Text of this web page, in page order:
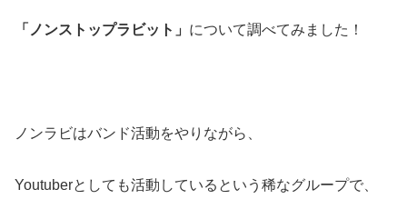
「ノンストップラビット」 について調べてみました！
ノンラビはバンド活動をやりながら、
Youtuberとしても活動しているという稀なグループで、